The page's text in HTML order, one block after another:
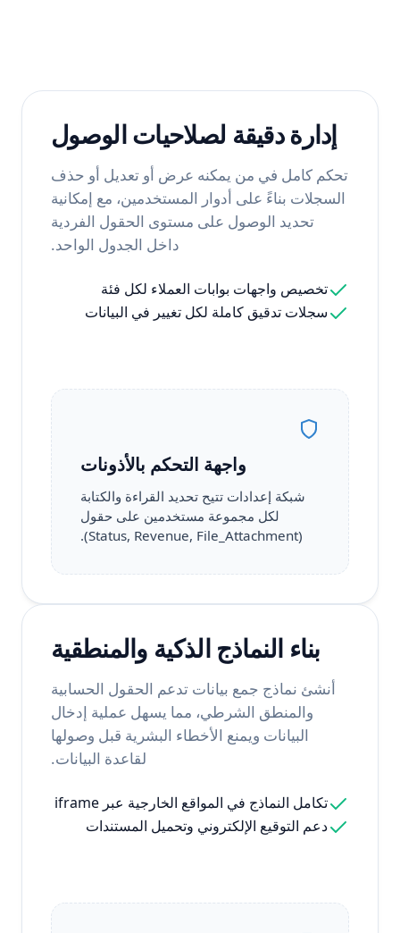
إدارة دقيقة لصلاحيات الوصول
تحكم كامل في من يمكنه عرض أو تعديل أو حذف
السجلات بناءً على أدوار المستخدمين، مع إمكانية
تحديد الوصول على مستوى الحقول الفردية
داخل الجدول الواحد.
تخصيص واجهات بوابات العملاء لكل فئة
سجلات تدقيق كاملة لكل تغيير في البيانات
واجهة التحكم بالأذونات
شبكة إعدادات تتيح تحديد القراءة والكتابة
لكل مجموعة مستخدمين على حقول
(Status, Revenue, File_Attachment).
بناء النماذج الذكية والمنطقية
أنشئ نماذج جمع بيانات تدعم الحقول الحسابية
والمنطق الشرطي، مما يسهل عملية إدخال
البيانات ويمنع الأخطاء البشرية قبل وصولها
لقاعدة البيانات.
تكامل النماذج في المواقع الخارجية عبر iframe
دعم التوقيع الإلكتروني وتحميل المستندات